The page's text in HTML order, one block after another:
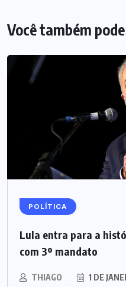
Você também
POLÍTICA
Lula entra para a
com 3º mandato
THIAGO 1 DE